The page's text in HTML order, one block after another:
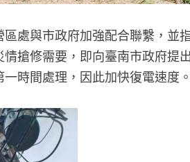
處與市政府加強配合聯繫，並
搶修需要，即向臺南市政府提
時間處理，因此加快復電速度。